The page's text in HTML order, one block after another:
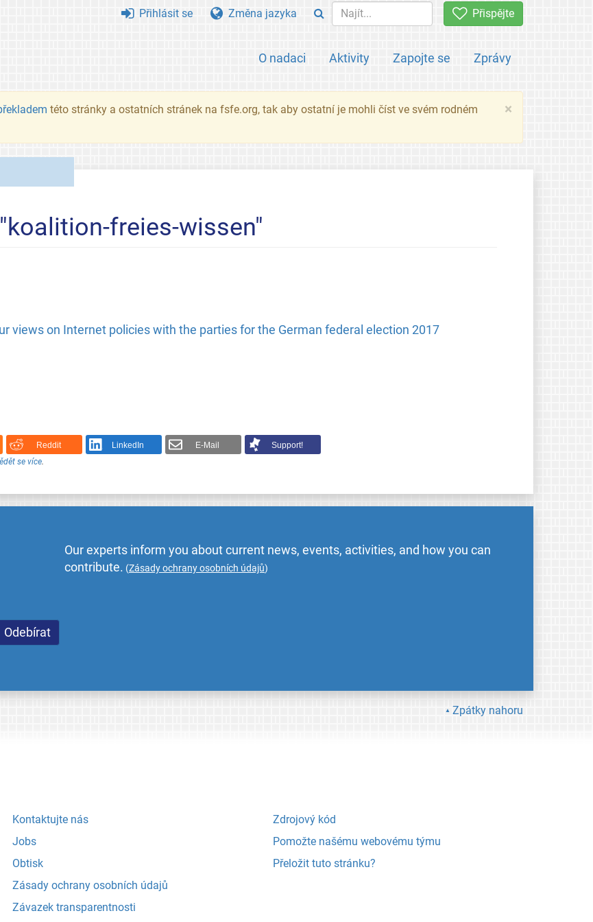
Přispějte
O nadaci Aktivity Zapojte se Zprávy
Přihlásit se Změna jazyka
×
této stránky a ostatních stránek na fsfe.org, tak aby ostatní je mohli číst ve svém rodném
freies-wissen"
views on Internet policies with the parties for the German federal election 2017
Reddit LinkedIn E-Mail
Support!
se více.
Our experts inform you about current news, events, activities, and how you can
contribute. (Zásady ochrany osobních údajů)
Zpátky nahoru
Kontaktujte nás
Jobs
Obtisk
Zásady ochrany osobních údajů
Závazek transparentnosti
Zdrojový kód
Pomožte našému webovému týmu
Přeložit tuto stránku?